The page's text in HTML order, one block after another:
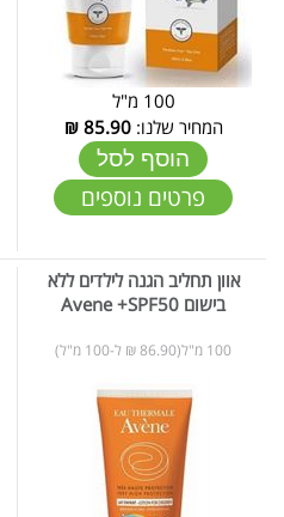
100 מ"ל
המחיר שלנו:85.90
₪
הוסף לסל
פרטים נוספים
אוון תחליב הגנה לילדים ללא
בישום Avene +SPF50
100 מ"ל(86.90 ₪ ל-100 מ"ל)